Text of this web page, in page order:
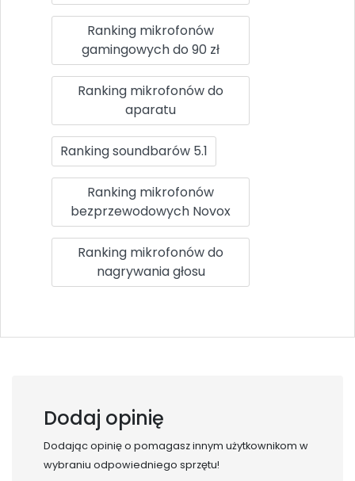
Ranking mikrofonów
gamingowych do 90 zł
Ranking mikrofonów do
aparatu
Ranking soundbarów 5.1
Ranking mikrofonów
bezprzewodowych Novox
Ranking mikrofonów do
nagrywania głosu
Dodaj opinię
Dodając opinię o pomagasz innym użytkownikom w
wybraniu odpowiedniego sprzętu!